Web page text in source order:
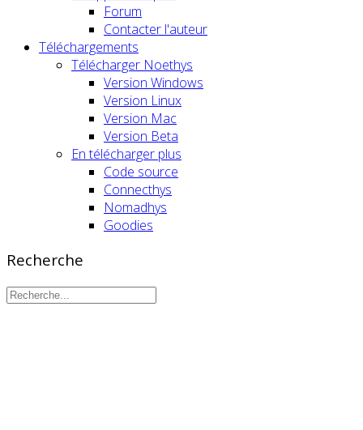
Forum
Contacter l'auteur
Téléchargements
Télécharger Noethys
Version Windows
Version Linux
Version Mac
Version Beta
En télécharger plus
Code source
Connecthys
Nomadhys
Goodies
Recherche